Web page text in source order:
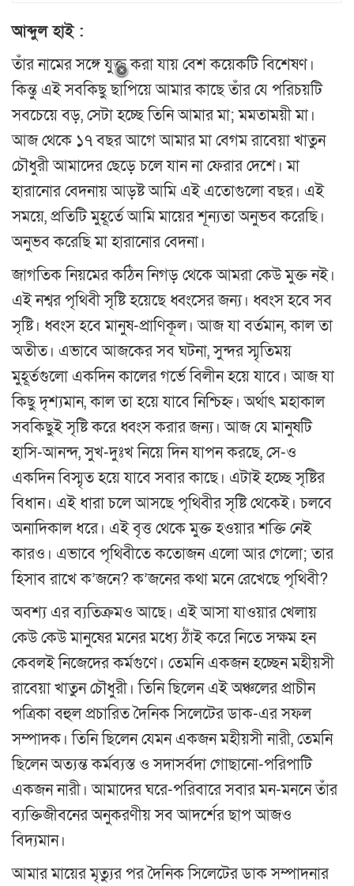
আব্দুল হাই :
তাঁর নামের সঙ্গে যুক্ত করা যায় বেশ কয়েকটি বিশেষণ।
কিন্তু এই সবকিছু ছাপিয়ে আমার কাছে তাঁর যে পরিচয়টি
সবচেয়ে বড়, সেটা হচ্ছে তিনি আমার মা; মমতাময়ী মা।
আজ থেকে ১৭ বছর আগে আমার মা বেগম রাবেয়া খাতুন
চৌধুরী আমাদের ছেড়ে চলে যান না ফেরার দেশে। মা
হারানোর বেদনায় আড়ষ্ট আমি এই এতোগুলো বছর। এই
সময়ে, প্রতিটি মুহূর্তে আমি মায়ের শূন্যতা অনুভব করেছি।
অনুভব করেছি মা হারানোর বেদনা।
জাগতিক নিয়মের কঠিন নিগড় থেকে আমরা কেউ মুক্ত নই।
এই নশ্বর পৃথিবী সৃষ্টি হয়েছে ধ্বংসের জন্য। ধ্বংস হবে সব
সৃষ্টি। ধ্বংস হবে মানুষ-প্রাণিকূল। আজ যা বর্তমান, কাল তা
অতীত। এভাবে আজকের সব ঘটনা, সুন্দর স্মৃতিময়
মুহূর্তগুলো একদিন কালের গর্ভে বিলীন হয়ে যাবে। আজ যা
কিছু দৃশ্যমান, কাল তা হয়ে যাবে নিশ্চিহ্ন। অর্থাৎ মহাকাল
সবকিছুই সৃষ্টি করে ধ্বংস করার জন্য। আজ যে মানুষটি
হাসি-আনন্দ, সুখ-দুঃখ নিয়ে দিন যাপন করছে, সে-ও
একদিন বিস্মৃত হয়ে যাবে সবার কাছে। এটাই হচ্ছে সৃষ্টির
বিধান। এই ধারা চলে আসছে পৃথিবীর সৃষ্টি থেকেই। চলবে
অনাদিকাল ধরে। এই বৃত্ত থেকে মুক্ত হওয়ার শক্তি নেই
কারও। এভাবে পৃথিবীতে কতোজন এলো আর গেলো; তার
হিসাব রাখে ক’জনে? ক’জনের কথা মনে রেখেছে পৃথিবী?
অবশ্য এর ব্যতিক্রমও আছে। এই আসা যাওয়ার খেলায়
কেউ কেউ মানুষের মনের মধ্যে ঠাঁই করে নিতে সক্ষম হন
কেবলই নিজেদের কর্মগুণে। তেমনি একজন হচ্ছেন মহীয়সী
রাবেয়া খাতুন চৌধুরী। তিনি ছিলেন এই অঞ্চলের প্রাচীন
পত্রিকা বহুল প্রচারিত দৈনিক সিলেটের ডাক-এর সফল
সম্পাদক। তিনি ছিলেন যেমন একজন মহীয়সী নারী, তেমনি
ছিলেন অত্যন্ত কর্মব্যস্ত ও সদাসর্বদা গোছানো-পরিপাটি
একজন নারী। আমাদের ঘরে-পরিবারে সবার মন-মননে তাঁর
ব্যক্তিজীবনের অনুকরণীয় সব আদর্শের ছাপ আজও
বিদ্যমান।
আমার মায়ের মৃত্যুর পর দৈনিক সিলেটের ডাক সম্পাদনার